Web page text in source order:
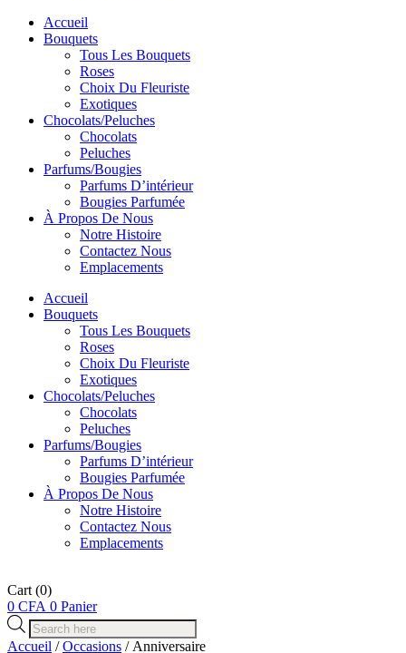
Accueil
Bouquets
Tous Les Bouquets
Roses
Choix Du Fleuriste
Exotiques
Chocolats/Peluches
Chocolats
Peluches
Parfums/Bougies
Parfums D’intérieur
Bougies Parfumée
À Propos De Nous
Notre Histoire
Contactez Nous
Emplacements
Accueil
Bouquets
Tous Les Bouquets
Roses
Choix Du Fleuriste
Exotiques
Chocolats/Peluches
Chocolats
Peluches
Parfums/Bougies
Parfums D’intérieur
Bougies Parfumée
À Propos De Nous
Notre Histoire
Contactez Nous
Emplacements
Cart (0)
0 CFA 0 Panier
Recherche
de
Accueil /Occasions / Anniversaire